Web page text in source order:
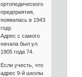
ортопедического
предприятия,
появилась в 1943
году.
Адрес с самого
начала был ул.
1905 года 74.
Если учесть, что
адрес 9-й школы